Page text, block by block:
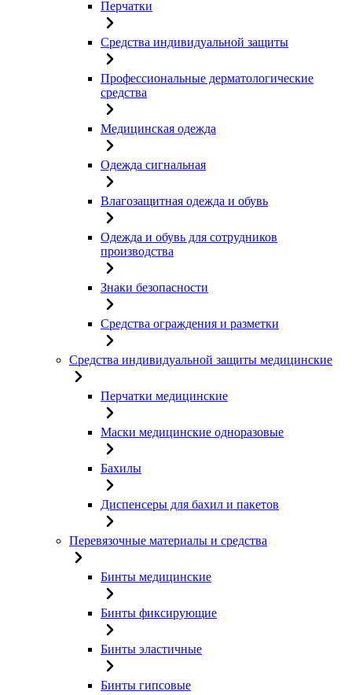
Перчатки
Средства индивидуальной защиты
Профессиональные дерматологические
средства
Медицинская одежда
Одежда сигнальная
Влагозащитная одежда и обувь
Одежда и обувь для сотрудников
производства
Знаки безопасности
Средства ограждения и разметки
Средства индивидуальной защиты медицинские
Перчатки медицинские
Маски медицинские одноразовые
Бахилы
Диспенсеры для бахил и пакетов
Перевязочные материалы и средства
Бинты медицинские
Бинты фиксирующие
Бинты эластичные
Бинты гипсовые